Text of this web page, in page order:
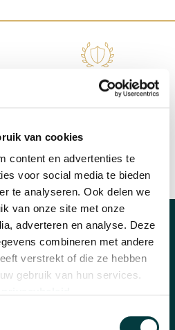
van cookies
content en advertenties te
voor social media te bieden
te analyseren. Ook delen we
van onze site met onze
adverteren en analyse. Deze
combineren met andere
verstrekt of die ze hebben
gebruik van hun services.
OFFICIEEL VERKOOPPUNT
INRUILEN HORLOGE